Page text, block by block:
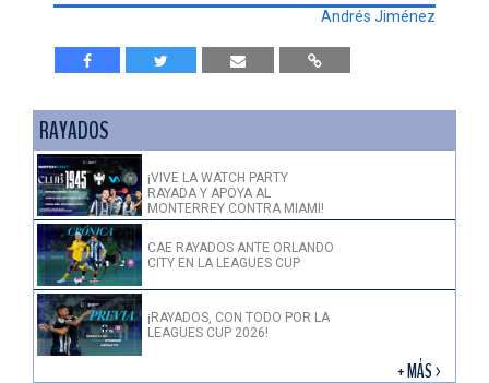
Andrés Jiménez
RAYADOS
¡VIVE LA WATCH PARTY
RAYADA Y APOYA AL
MONTERREY CONTRA MIAMI!
CAE RAYADOS ANTE ORLANDO
CITY EN LA LEAGUES CUP
¡RAYADOS, CON TODO POR LA
LEAGUES CUP 2026!
+ MÁS >